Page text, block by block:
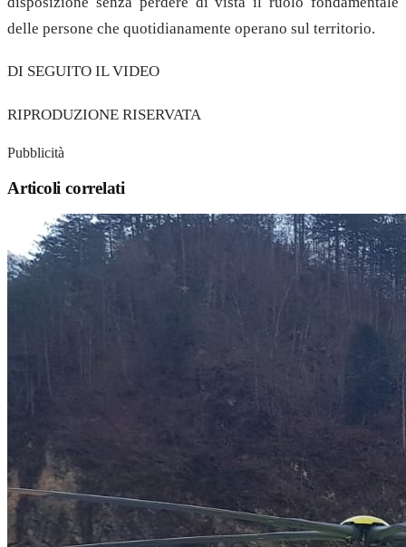
delle persone che quotidianamente operano sul territorio.
DI SEGUITO IL VIDEO
RIPRODUZIONE RISERVATA
Pubblicità
Articoli correlati